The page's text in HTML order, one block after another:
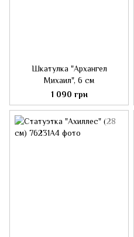
Шкатулка "Архангел
Михаил", 6 см
1 090 грн